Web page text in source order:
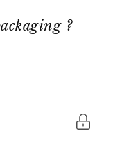
?